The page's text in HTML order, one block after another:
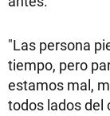
"Las persona
tiempo, pero
estamos mal,
todos lados del